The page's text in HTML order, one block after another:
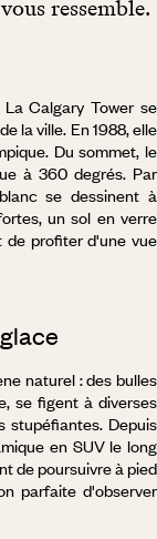
ressemble.
Calgary Tower se
la ville. En 1988, elle
Du sommet, le
à 360 degrés. Par
se dessinent à
un sol en verre
de profiter d'une vue
naturel : des bulles
se figent à diverses
stupéfiantes. Depuis
en SUV le long
de poursuivre à pied
parfaite d'observer